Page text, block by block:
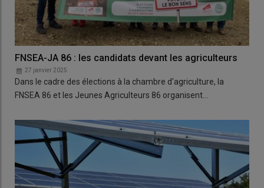
FNSEA-JA 86 : les candidats devant les agriculteurs
27 janvier 2025
Dans le cadre des élections à la chambre d'agriculture, la
FNSEA 86 et les Jeunes Agriculteurs 86 organisent…